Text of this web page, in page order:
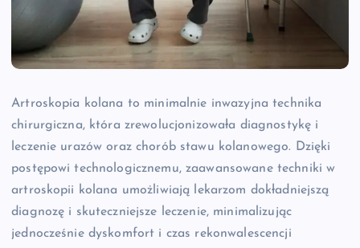
Artroskopia kolana to minimalnie inwazyjna technika
chirurgiczna, która zrewolucjonizowała diagnostykę i
leczenie urazów oraz chorób stawu kolanowego. Dzięki
postępowi technologicznemu, zaawansowane techniki w
artroskopii kolana umożliwiają lekarzom dokładniejszą
diagnozę i skuteczniejsze leczenie, minimalizując
jednocześnie dyskomfort i czas rekonwalescencji